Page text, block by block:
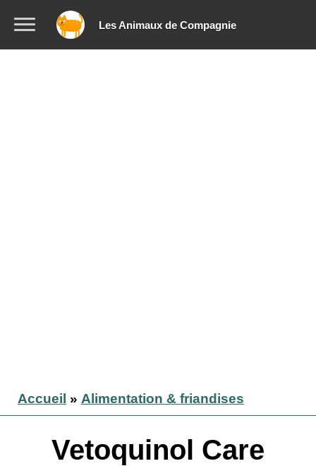
Les Animaux de Compagnie
Accueil » Alimentation & friandises
Vetoquinol Care